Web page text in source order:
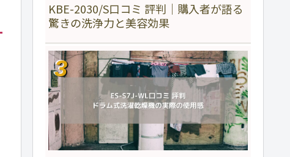
KBE-2030/S口コミ 評判｜購入者が語る
驚きの洗浄力と美容効果